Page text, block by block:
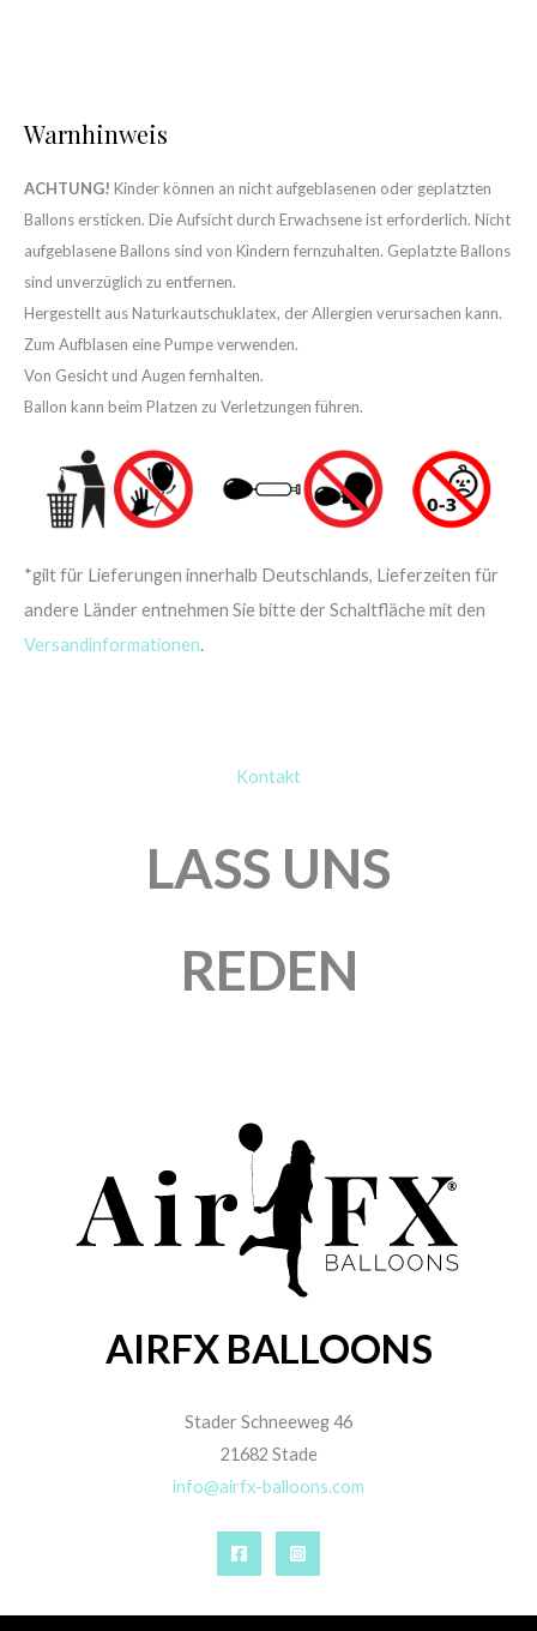
Warnhinweis
ACHTUNG! Kinder können an nicht aufgeblasenen oder geplatzten
Ballons ersticken. Die Aufsicht durch Erwachsene ist erforderlich. Nicht
aufgeblasene Ballons sind von Kindern fernzuhalten. Geplatzte Ballons
sind unverzüglich zu entfernen.
Hergestellt aus Naturkautschuklatex, der Allergien verursachen kann.
Zum Aufblasen eine Pumpe verwenden.
Von Gesicht und Augen fernhalten.
Ballon kann beim Platzen zu Verletzungen führen.
*gilt für Lieferungen innerhalb Deutschlands, Lieferzeiten für
andere Länder entnehmen Sie bitte der Schaltfläche mit den
Versandinformationen.
Kontakt
LASS UNS
REDEN
AIRFX BALLOONS
Stader Schneeweg 46
21682 Stade
info@airfx-balloons.com